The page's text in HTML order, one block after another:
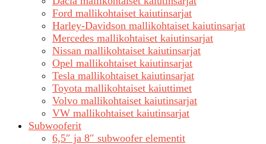
Ford mallikohtaiset kaiutinsarjat
Harley-Davidson mallikohtaiset kaiutinsarjat
Mercedes mallikohtaiset kaiutinsarjat
Nissan mallikohtaiset kaiutinsarjat
Opel mallikohtaiset kaiutinsarjat
Tesla mallikohtaiset kaiutinsarjat
Toyota mallikohtaiset kaiuttimet
Volvo mallikohtaiset kaiutinsarjat
VW mallikohtaiset kaiutinsarjat
Subwooferit
6,5″ ja 8″ subwoofer elementit